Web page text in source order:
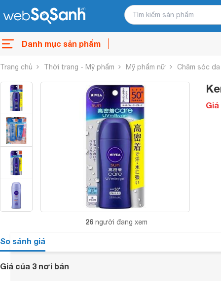
Danh mục sản phẩm
Trang chủ Thời trang - Mỹ phẩm Mỹ phẩm nữ Chăm sóc da
26 người đang xem
So sánh giá
Giá của 3 nơi bán